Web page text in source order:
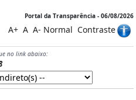
Portal da Transparência - 06/08/2026
A+ A A- Normal Contraste
no link abaixo: